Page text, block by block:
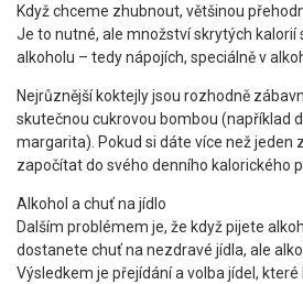
Když chceme zhubnout, většinou
Je to nutné, ale množství skrytých kalorií
alkoholu – tedy nápojích, speciálně v
Nejrůznější koktejly jsou rozhodně
skutečnou cukrovou bombou (například
margarita). Pokud si dáte více než jeden
započítat do svého denního kalorického
Alkohol a chuť na jídlo
Dalším problémem je, že když pijete
dostanete chuť na nezdravé jídla, ale
Výsledkem je přejídání a volba jídel,